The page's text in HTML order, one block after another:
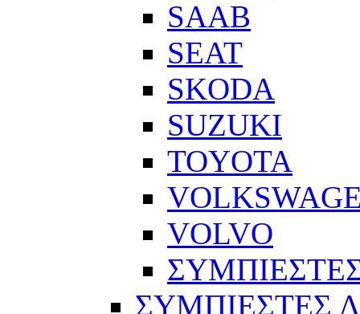
SAAB
SEAT
SKODA
SUZUKI
TOYOTA
VOLVO
ΣΥΜΠΙΕΣΤΕΣ